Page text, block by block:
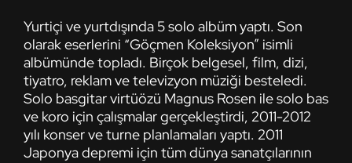
Yurtiçi ve yurtdışında 5 solo albüm yaptı. Son
olarak eserlerini “Göçmen Koleksiyon” isimli
albümünde topladı. Birçok belgesel, film, dizi,
tiyatro, reklam ve televizyon müziği besteledi.
Solo basgitar virtüözü Magnus Rosen ile solo bas
ve koro için çalışmalar gerçekleştirdi, 2011-2012
yılı konser ve turne planlamaları yaptı. 2011
Japonya depremi için tüm dünya sanatçılarının